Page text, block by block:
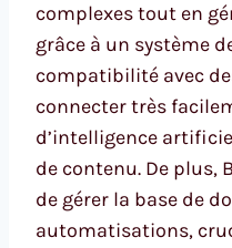
complexes tout en
grâce à un système
compatibilité avec
connecter très
d’intelligence
de contenu. De plus,
de gérer la base de
automatisations,